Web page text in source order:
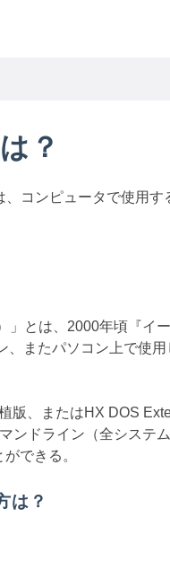
？
コンピュータで使用
」とは、2000年頃『イ
、またパソコン上で使
版、またはHX DOS
ンドライン（全システ
できる。
は？